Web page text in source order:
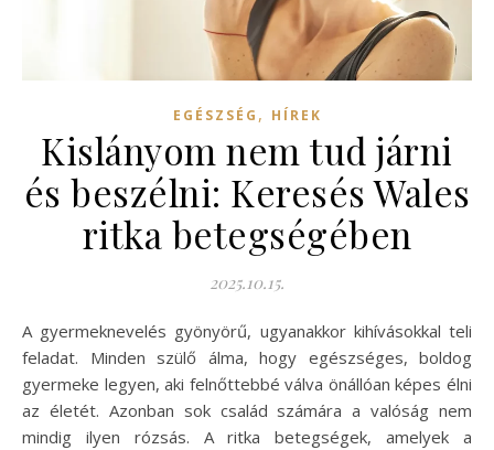
EGÉSZSÉG , HÍREK
Kislányom nem tud járni
és beszélni: Keresés Wales
ritka betegségében
2025.10.15.
A gyermeknevelés gyönyörű, ugyanakkor kihívásokkal teli
feladat. Minden szülő álma, hogy egészséges, boldog
gyermeke legyen, aki felnőttebbé válva önállóan képes élni
az életét. Azonban sok család számára a valóság nem
mindig ilyen rózsás. A ritka betegségek, amelyek a